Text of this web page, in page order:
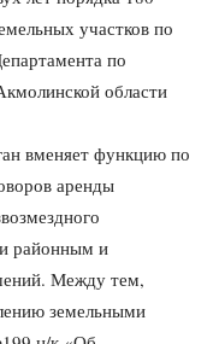
участков по
по
области
вменяет функцию по
аренды
районным и
Между тем,
земельными